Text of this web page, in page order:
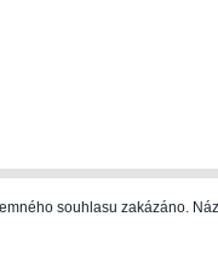
souhlasu zakázáno.